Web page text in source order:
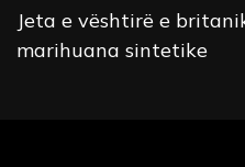
Jeta e vështirë e
marihuana sintetike